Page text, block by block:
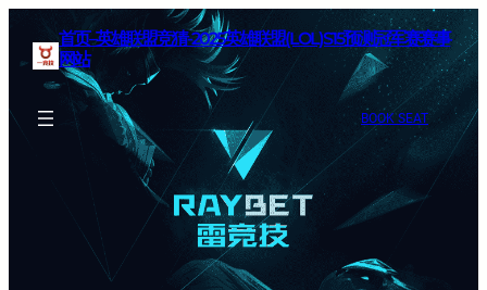
首页–英雄联盟竞猜-2025英雄联盟(LOL)S15预测冠军赛赛事
网站
BOOK SEAT